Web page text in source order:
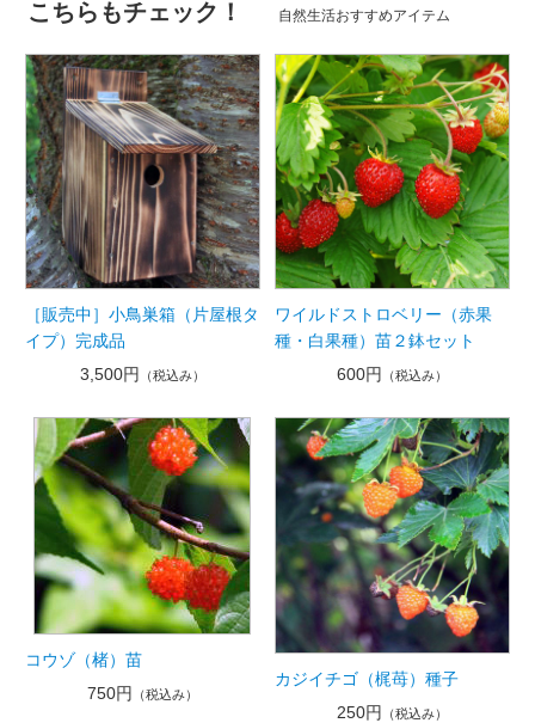
こちらもチェック！ 自然生活おすすめアイテム
［販売中］小鳥巣箱（片屋根タ
イプ）完成品
3,500円
（税込み）
ワイルドストロベリー（赤果
種・白果種）苗２鉢セット
600円
（税込み）
コウゾ（楮）苗
750円
（税込み）
カジイチゴ（梶苺）種子
250円
（税込み）